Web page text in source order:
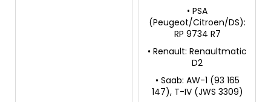
• PSA
(Peugeot/Citroen/DS):
RP 9734 R7
• Renault: Renaultmatic
D2
• Saab: AW-1 (93 165
147), T-IV (JWS 3309)